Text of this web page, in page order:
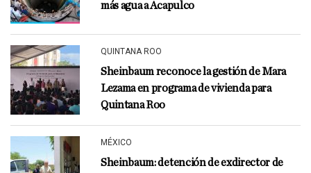
más agua a Acapulco
QUINTANA ROO
Sheinbaum reconoce la gestión de Mara
Lezama en programa de vivienda para
Quintana Roo
MÉXICO
Sheinbaum: detención de exdirector de